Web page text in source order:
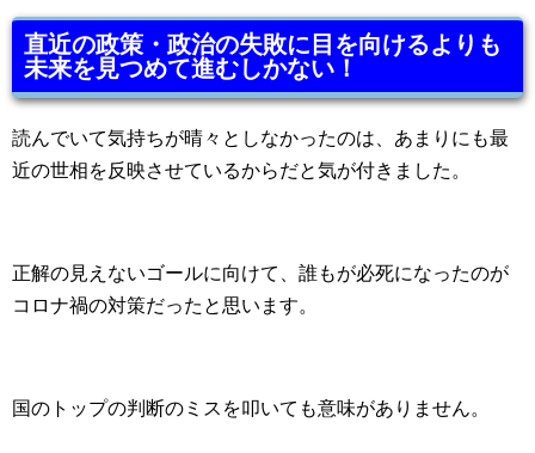
直近の政策・政治の失敗に目を向けるよりも
未来を見つめて進むしかない！
読んでいて気持ちが晴々としなかったのは、あまりにも最
近の世相を反映させているからだと気が付きました。
正解の見えないゴールに向けて、誰もが必死になったのが
コロナ禍の対策だったと思います。
国のトップの判断のミスを叩いても意味がありません。